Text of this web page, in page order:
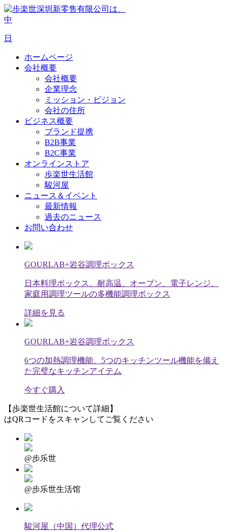
中
日
ホームページ
会社概要
会社概要
企業理念
ミッション・ビジョン
会社の住所
ビジネス概要
ブランド提携
B2B事業
B2C事業
オンラインストア
歩楽世生活館
駿河屋
ニュース＆イベント
最新情報
過去のニュース
お問い合わせ
GOURLAB+岩谷調理ボックス
日本料理ボックス、耐高温、オーブン、電子レンジ、
家庭用調理ツールの多機能調理ボックス
詳細を見る
GOURLAB+岩谷調理ボックス
6つの加熱調理機能、5つのキッチンツール機能を備え
た完璧なキッチンアイテム
今すぐ購入
【歩楽世生活館について詳細】
はQRコードをスキャンしてご覧ください
@步乐世
@步乐世生活馆
駿河屋（中国）代理公式